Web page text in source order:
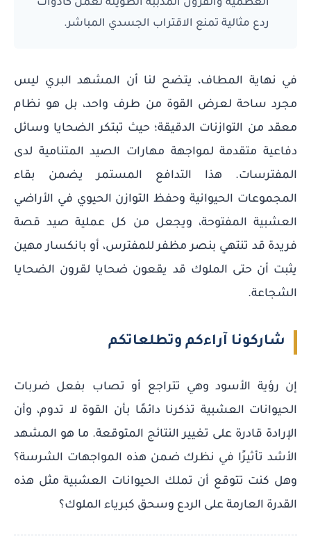
العظمية والقرون المدببة الطويلة تعمل كأدوات
ردع مثالية تمنع الاقتراب الجسدي المباشر.
في نهاية المطاف، يتضح لنا أن المشهد البري ليس
مجرد ساحة لعرض القوة من طرف واحد، بل هو نظام
معقد من التوازنات الدقيقة؛ حيث تبتكر الضحايا وسائل
دفاعية متقدمة لمواجهة مهارات الصيد المتنامية لدى
المفترسات. هذا التدافع المستمر يضمن بقاء
المجموعات الحيوانية وحفظ التوازن الحيوي في الأراضي
العشبية المفتوحة، ويجعل من كل عملية صيد قصة
فريدة قد تنتهي بنصر مظفر للمفترس، أو بانكسار مهين
يثبت أن حتى الملوك قد يقعون ضحايا لقرون الضحايا
الشجاعة.
شاركونا آراءكم وتطلعاتكم
إن رؤية الأسود وهي تتراجع أو تصاب بفعل ضربات
الحيوانات العشبية تذكرنا دائمًا بأن القوة لا تدوم، وأن
الإرادة قادرة على تغيير النتائج المتوقعة. ما هو المشهد
الأشد تأثيرًا في نظرك ضمن هذه المواجهات الشرسة؟
وهل كنت تتوقع أن تملك الحيوانات العشبية مثل هذه
القدرة العارمة على الردع وسحق كبرياء الملوك؟